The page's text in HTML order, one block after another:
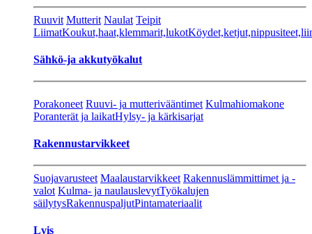
Ruuvit Mutterit Naulat Teipit
LiimatKoukut,haat,klemmarit,lukot
Sähkö-ja akkutyökalut
Porakoneet Ruuvi- ja mutterivääntimet Kulmahiomakone
Poranterät ja laikatHylsy- ja kärkisarjat
Rakennustarvikkeet
Suojavarusteet Maalaustarvikkeet Rakennuslämmittimet ja -
valot Kulma- ja naulauslevytTyökalujen
säilytysRakennuspaljutPintamateriaalit
Lvis